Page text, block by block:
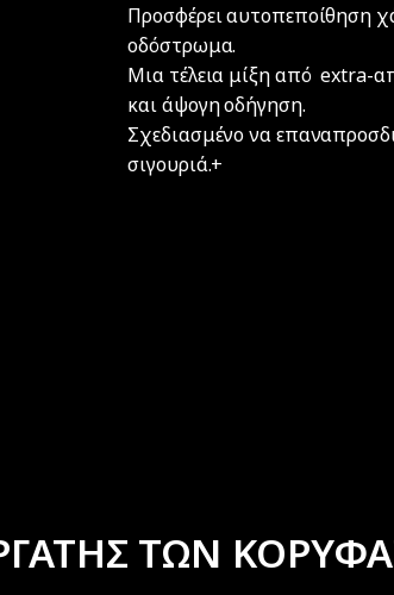
Προσφέρει αυτοπεποίθηση
οδόστρωμα.
Μια τέλεια μίξη από extra-
και άψογη οδήγηση.
Σχεδιασμένο να
σιγουριά.+
ΤΩΝ